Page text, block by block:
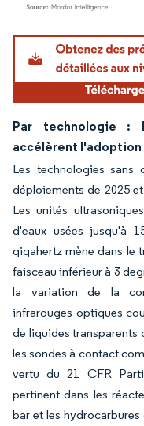
Image © Mordor Intelligence.
Par technologie :
accélèrent l'adoption
Les technologies sans
déploiements de 2025
Les unités
d'eaux usées jusqu'à
gigahertz mène dans le
faisceau inférieur à 3
la variation de la
infrarouges optiques
de liquides transparents
les sondes à contact
vertu du 21 CFR
pertinent dans les
bar et les